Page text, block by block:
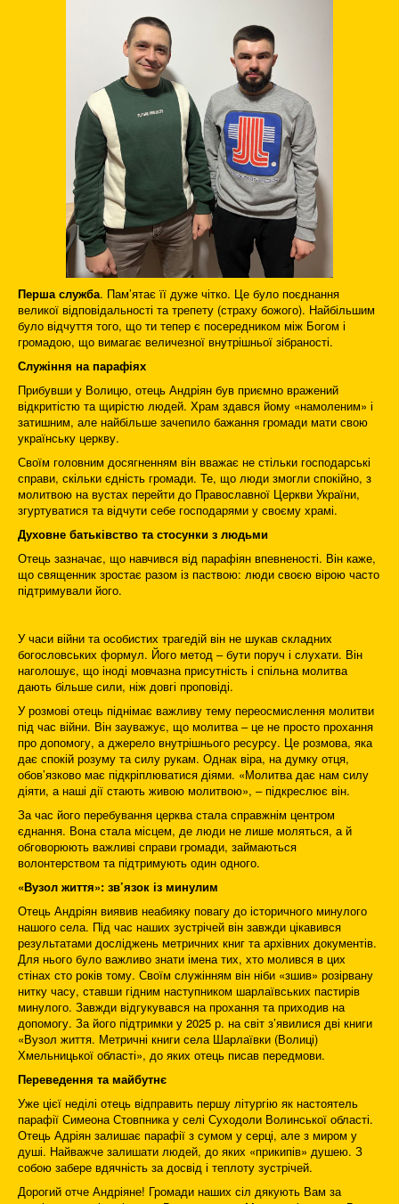
Перша служба. Пам’ятає її дуже чітко. Це було поєднання
великої відповідальності та трепету (страху божого). Найбільшим
було відчуття того, що ти тепер є посередником між Богом і
громадою, що вимагає величезної внутрішньої зібраності.
Служіння на парафіях
Прибувши у Волицю, отець Андріян був приємно вражений
відкритістю та щирістю людей. Храм здався йому «намоленим» і
затишним, але найбільше зачепило бажання громади мати свою
українську церкву.
Своїм головним досягненням він вважає не стільки господарські
справи, скільки єдність громади. Те, що люди змогли спокійно, з
молитвою на вустах перейти до Православної Церкви України,
згуртуватися та відчути себе господарями у своєму храмі.
Духовне батьківство та стосунки з людьми
Отець зазначає, що навчився від парафіян впевненості. Він каже,
що священник зростає разом із паствою: люди своєю вірою часто
підтримували його.
У часи війни та особистих трагедій він не шукав складних
богословських формул. Його метод ‒ бути поруч і слухати. Він
наголошує, що іноді мовчазна присутність і спільна молитва
дають більше сили, ніж довгі проповіді.
У розмові отець піднімає важливу тему переосмислення молитви
під час війни. Він зауважує, що молитва ‒ це не просто прохання
про допомогу, а джерело внутрішнього ресурсу. Це розмова, яка
дає спокій розуму та силу рукам. Однак віра, на думку отця,
обов’язково має підкріплюватися діями. «Молитва дає нам силу
діяти, а наші дії стають живою молитвою», ‒ підкреслює він.
За час його перебування церква стала справжнім центром
єднання. Вона стала місцем, де люди не лише моляться, а й
обговорюють важливі справи громади, займаються
волонтерством та підтримують один одного.
«Вузол життя»: зв’язок із минулим
Отець Андріян виявив неабияку повагу до історичного минулого
нашого села. Під час наших зустрічей він завжди цікавився
результатами досліджень метричних книг та архівних документів.
Для нього було важливо знати імена тих, хто молився в цих
стінах сто років тому. Своїм служінням він ніби «зшив» розірвану
нитку часу, ставши гідним наступником шарлаївських пастирів
минулого. Завжди відгукувався на прохання та приходив на
допомогу. За його підтримки у 2025 р. на світ з’явилися дві книги
«Вузол життя. Метричні книги села Шарлаївки (Волиці)
Хмельницької області», до яких отець писав передмови.
Переведення та майбутнє
Уже цієї неділі отець відправить першу літургію як настоятель
парафії Симеона Стовпника у селі Суходоли Волинської області.
Отець Адріян залишає парафії з сумом у серці, але з миром у
душі. Найважче залишати людей, до яких «прикипів» душею. З
собою забере вдячність за досвід і теплоту зустрічей.
Дорогий отче Андріяне! Громади наших сіл дякують Вам за